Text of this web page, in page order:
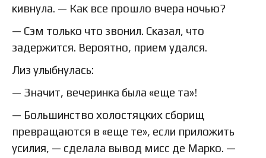
кивнула. — Как все прошло вчера ночью?
— Сэм только что звонил. Сказал, что
задержится. Вероятно, прием удался.
Лиз улыбнулась:
— Значит, вечеринка была «еще та»!
— Большинство холостяцких сборищ
превращаются в «еще те», если приложить
усилия, — сделала вывод мисс де Марко. —